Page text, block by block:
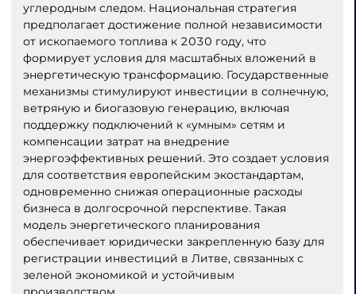
углеродным следом. Национальная стратегия
предполагает достижение полной независимости
от ископаемого топлива к 2030 году, что
формирует условия для масштабных вложений в
энергетическую трансформацию. Государственные
механизмы стимулируют инвестиции в солнечную,
ветряную и биогазовую генерацию, включая
поддержку подключений к «умным» сетям и
компенсации затрат на внедрение
энергоэффективных решений. Это создает условия
для соответствия европейским экостандартам,
одновременно снижая операционные расходы
бизнеса в долгосрочной перспективе. Такая
модель энергетического планирования
обеспечивает юридически закрепленную базу для
регистрации инвестиций в Литве, связанных с
зеленой экономикой и устойчивым